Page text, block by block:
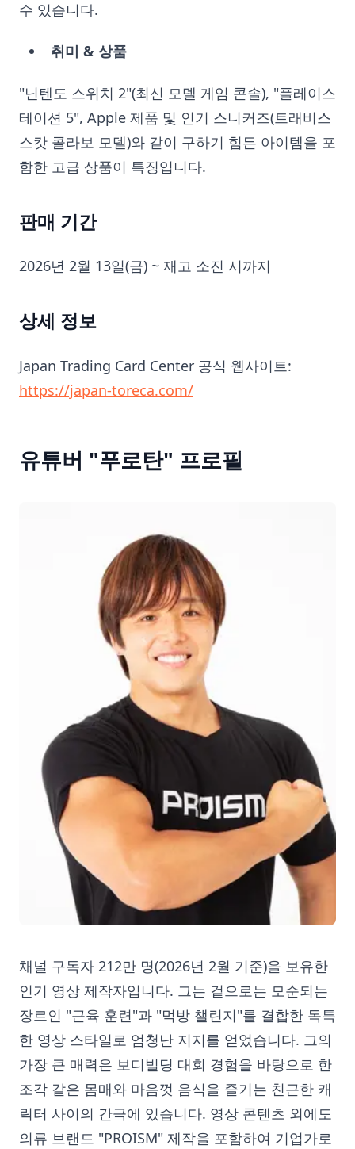
수 있습니다.
취미 & 상품
"닌텐도 스위치 2"(최신 모델 게임 콘솔), "플레이스
테이션 5", Apple 제품 및 인기 스니커즈(트래비스
스캇 콜라보 모델)와 같이 구하기 힘든 아이템을 포
함한 고급 상품이 특징입니다.
판매 기간
2026년 2월 13일(금) ~ 재고 소진 시까지
상세 정보
Japan Trading Card Center 공식 웹사이트:
https://japan-toreca.com/
유튜버 "푸로탄" 프로필
채널 구독자 212만 명(2026년 2월 기준)을 보유한
인기 영상 제작자입니다. 그는 겉으로는 모순되는
장르인 "근육 훈련"과 "먹방 챌린지"를 결합한 독특
한 영상 스타일로 엄청난 지지를 얻었습니다. 그의
가장 큰 매력은 보디빌딩 대회 경험을 바탕으로 한
조각 같은 몸매와 마음껏 음식을 즐기는 친근한 캐
릭터 사이의 간극에 있습니다. 영상 콘텐츠 외에도
의류 브랜드 "PROISM" 제작을 포함하여 기업가로